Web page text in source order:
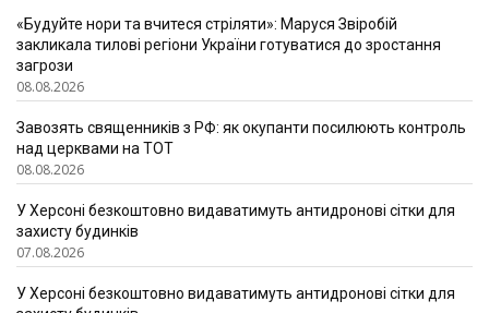
«Будуйте нори та вчитеся стріляти»: Маруся Звіробій
закликала тилові регіони України готуватися до зростання
загрози
08.08.2026
Завозять священників з РФ: як окупанти посилюють контроль
над церквами на ТОТ
08.08.2026
У Херсоні безкоштовно видаватимуть антидронові сітки для
захисту будинків
07.08.2026
У Херсоні безкоштовно видаватимуть антидронові сітки для